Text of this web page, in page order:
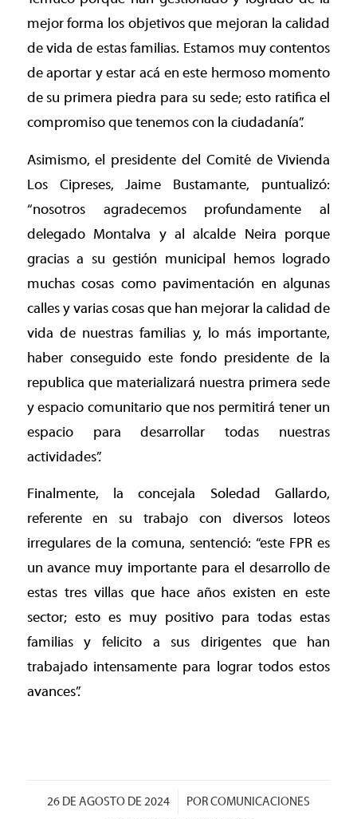
mejor forma los objetivos que mejoran la calidad
de vida de estas familias. Estamos muy contentos
de aportar y estar acá en este hermoso momento
de su primera piedra para su sede; esto ratifica el
compromiso que tenemos con la ciudadanía”.
Asimismo, el presidente del Comité de Vivienda
Los Cipreses, Jaime Bustamante, puntualizó:
“nosotros agradecemos profundamente al
delegado Montalva y al alcalde Neira porque
gracias a su gestión municipal hemos logrado
muchas cosas como pavimentación en algunas
calles y varias cosas que han mejorar la calidad de
vida de nuestras familias y, lo más importante,
haber conseguido este fondo presidente de la
republica que materializará nuestra primera sede
y espacio comunitario que nos permitirá tener un
espacio para desarrollar todas nuestras
actividades”.
Finalmente, la concejala Soledad Gallardo,
referente en su trabajo con diversos loteos
irregulares de la comuna, sentenció: “este FPR es
un avance muy importante para el desarrollo de
estas tres villas que hace años existen en este
sector; esto es muy positivo para todas estas
familias y felicito a sus dirigentes que han
trabajado intensamente para lograr todos estos
avances”.
26 DE AGOSTO DE 2024
/ PORCOMUNICACIONES